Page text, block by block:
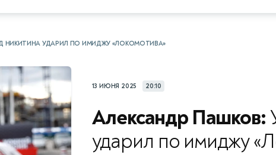
НИКИТИНА УДАРИЛ ПО ИМИДЖУ «ЛОКОМОТИВА»
13 ИЮНЯ 2025 20:10
Александр Пашков:
ударил по имиджу